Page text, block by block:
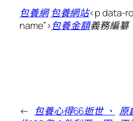
包養網 包養網站<p data-ro
name”>包養金額義務編纂
←
包養心得66逝世 、 原